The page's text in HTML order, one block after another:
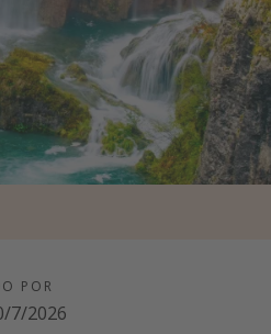
POR
7/2026